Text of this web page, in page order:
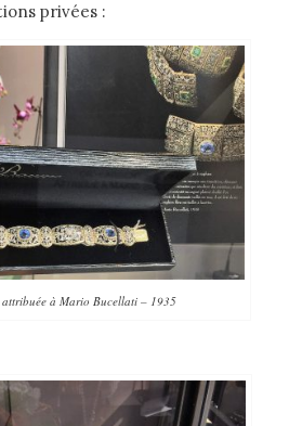
privées :
attribuée à Mario Bucellati – 1935